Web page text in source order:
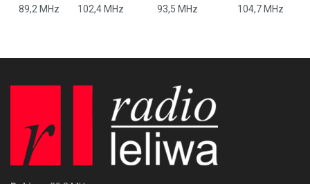
89,2 MHz
102,4 MHz 93,5 MHz 104,7 MHz